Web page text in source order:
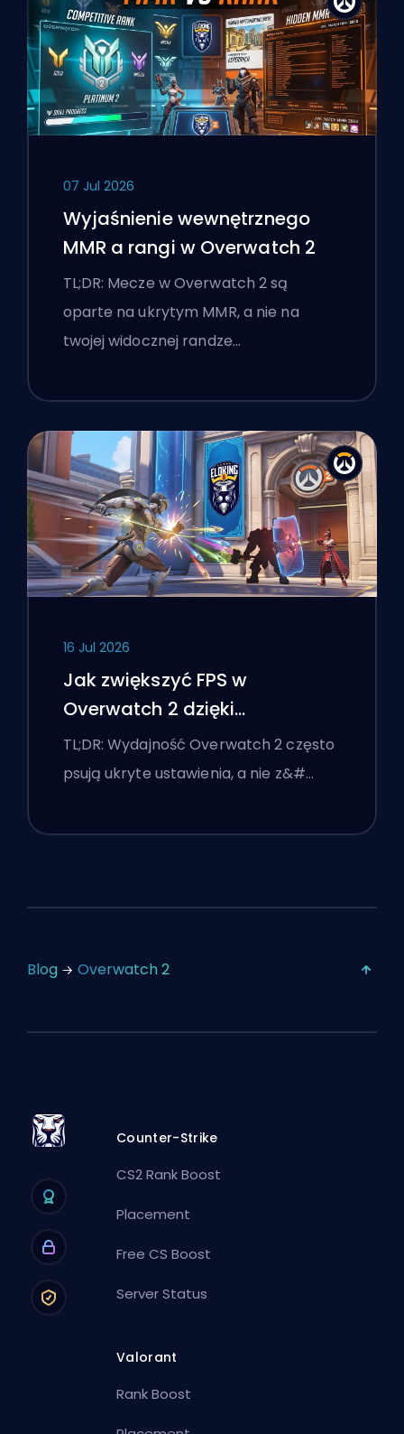
07 Jul 2026
Wyjaśnienie wewnętrznego
MMR a rangi w Overwatch 2
TL;DR: Mecze w Overwatch 2 są
oparte na ukrytym MMR, a nie na
twojej widocznej randze…
16 Jul 2026
Jak zwiększyć FPS w
Overwatch 2 dzięki
najlepszym ustawieniom
TL;DR: Wydajność Overwatch 2 często
psują ukryte ustawienia, a nie z&#…
Blog Overwatch 2
Counter-Strike
CS2 Rank Boost
Placement
Free CS Boost
Server Status
Valorant
Rank Boost